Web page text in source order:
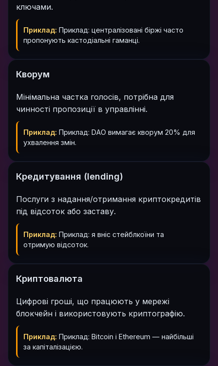
ключами.
Приклад: Приклад: централізовані біржі часто
пропонують кастодіальні гаманці.
Кворум
Мінімальна частка голосів, потрібна для
чинності пропозиції в управлінні.
Приклад: Приклад: DAO вимагає кворум 20% для
ухвалення змін.
Кредитування (lending)
Послуги з надання/отримання криптокредитів
під відсоток або заставу.
Приклад: Приклад: я вніс стейблкоїни та
отримую відсоток.
Криптовалюта
Цифрові гроші, що працюють у мережі
блокчейн і використовують криптографію.
Приклад: Приклад: Bitcoin і Ethereum — найбільші
за капіталізацією.